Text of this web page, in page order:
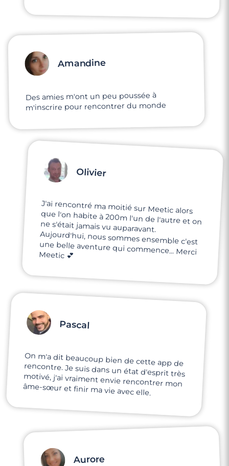
Amandine
Des amies m'ont un peu poussée à
m'inscrire pour rencontrer du monde
Olivier
J'ai rencontré ma moitié sur Meetic alors
que l'on habite à 200m l'un de l'autre et on
ne s'était jamais vu auparavant.
Aujourd'hui, nous sommes ensemble c'est
une belle aventure qui commence... Merci
Meetic 💕
Pascal
On m'a dit beaucoup bien de cette app de
rencontre. Je suis dans un état d'esprit très
motivé, j'ai vraiment envie rencontrer mon
âme-sœur et finir ma vie avec elle.
Aurore